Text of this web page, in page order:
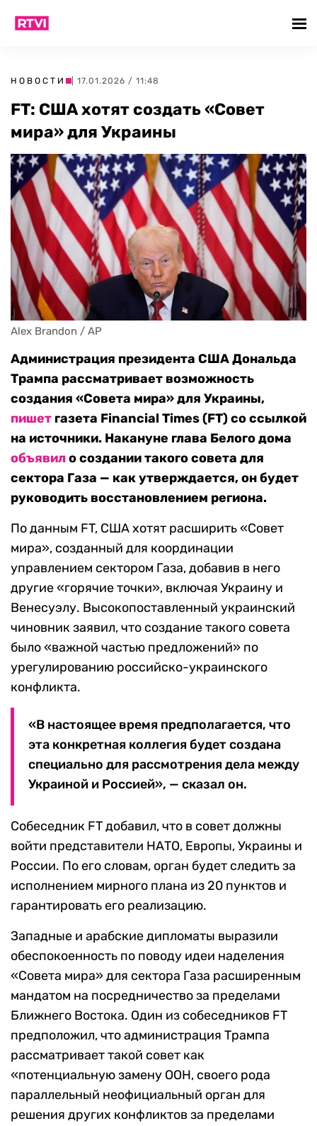
НОВОСТИ | 17.01.2026 / 11:48
FT: США хотят создать «Совет
мира» для Украины
Alex Brandon / AP
Администрация президента США Дональда
Трампа рассматривает возможность
создания «Совета мира» для Украины,
пишет газета Financial Times (FT) со ссылкой
на источники. Накануне глава Белого дома
объявило создании такого совета для
сектора Газа — как утверждается, он будет
руководить восстановлением региона.
По данным FT, США хотят расширить «Совет
мира», созданный для координации
управлением сектором Газа, добавив в него
другие «горячие точки», включая Украину и
Венесуэлу. Высокопоставленный украинский
чиновник заявил, что создание такого совета
было «важной частью предложений» по
урегулированию российско-украинского
конфликта.
«В настоящее время предполагается, что
эта конкретная коллегия будет создана
специально для рассмотрения дела между
Украиной и Россией», — сказал он.
Собеседник FT добавил, что в совет должны
войти представители НАТО, Европы, Украины и
России. По его словам, орган будет следить за
исполнением мирного плана из 20 пунктов и
гарантировать его реализацию.
Западные и арабские дипломаты выразили
обеспокоенность по поводу идеи наделения
«Совета мира» для сектора Газа расширенным
мандатом на посредничество за пределами
Ближнего Востока. Один из собеседников FT
предположил, что администрация Трампа
рассматривает такой совет как
«потенциальную замену ООН, своего рода
параллельный неофициальный орган для
решения других конфликтов за пределами